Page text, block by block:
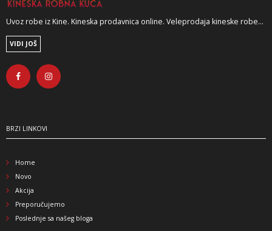
Uvoz robe iz Kine. Kineska prodavnica online. Veleprodaja kineske robe...
VIDI JOŠ
BRZI LINKOVI
Home
Novo
Akcija
Preporučujemo
Poslednje sa našeg bloga